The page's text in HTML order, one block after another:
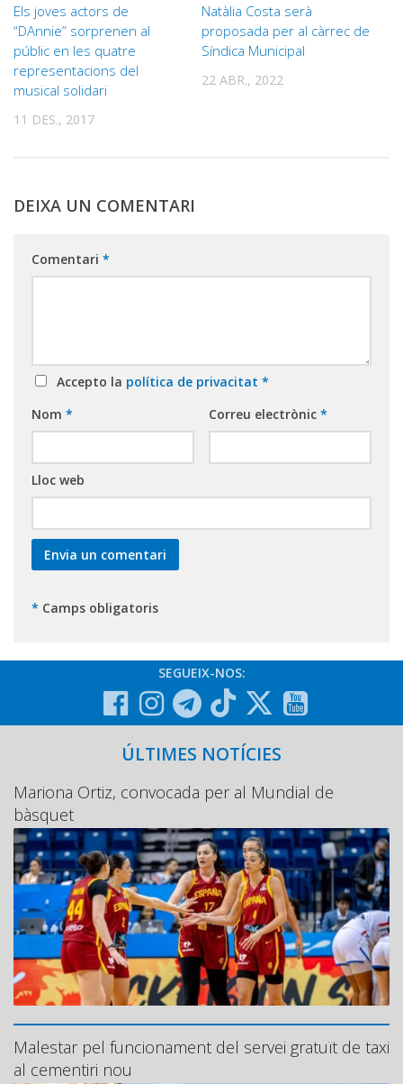
Els joves actors de
“DAnnie” sorprenen al
públic en les quatre
representacions del
musical solidari
11 DES., 2017
Natàlia Costa serà
proposada per al càrrec de
Síndica Municipal
22 ABR., 2022
DEIXA UN COMENTARI
Comentari *
Accepto la política de privacitat *
Nom * Correu electrònic *
Lloc web
* Camps obligatoris
SEGUEIX-NOS:
ÚLTIMES NOTÍCIES
Mariona Ortiz, convocada per al Mundial de
bàsquet
Malestar pel funcionament del servei gratuït de taxi
al cementiri nou